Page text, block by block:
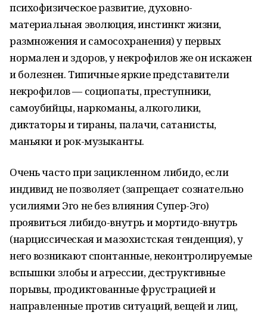
психофизическое развитие, духовно-
материальная эволюция, инстинкт жизни,
размножения и самосохранения) у первых
нормален и здоров, у некрофилов же он искажен
и болезнен. Типичные яркие представители
некрофилов — социопаты, преступники,
самоубийцы, наркоманы, алкоголики,
диктаторы и тираны, палачи, сатанисты,
маньяки и рок-музыканты.
Очень часто при зацикленном либидо, если
индивид не позволяет (запрещает сознательно
усилиями Эго не без влияния Супер-Эго)
проявиться либидо-внутрь и мортидо-внутрь
(нарциссическая и мазохистская тенденция), у
него возникают спонтанные, неконтролируемые
вспышки злобы и агрессии, деструктивные
порывы, продиктованные фрустрацией и
направленные против ситуаций, вещей и лиц,